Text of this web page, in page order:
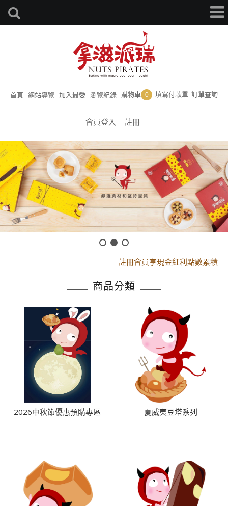
首頁 網站導覽 加入最愛 瀏覽紀錄 購物車 0 填寫付款單 訂單查詢
會員登入 註冊
黑貓配送時間更改須知
註冊會員享現金紅利點數累積
黑貓配送時間更改須知
商品分類
2026中秋節優惠預購專區 夏威夷豆塔系列